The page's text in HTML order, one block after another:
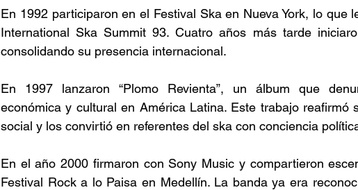
En 1992 participaron en el Festival Ska en Nueva York, lo que
International Ska Summit 93. Cuatro años más tarde
consolidando su presencia internacional.
En 1997 lanzaron “Plomo Revienta”, un álbum que
económica y cultural en América Latina. Este trabajo reafirmó
social y los convirtió en referentes del ska con conciencia
En el año 2000 firmaron con Sony Music y compartieron
Festival Rock a lo Paisa en Medellín. La banda ya era